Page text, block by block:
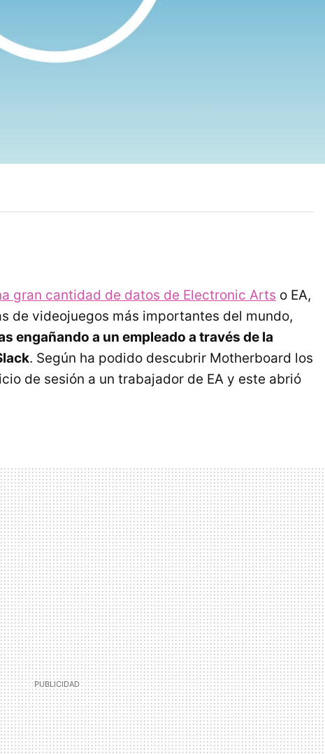
gran cantidad de datos de Electronic Arts o EA,
de videojuegos más importantes del mundo,
engañando a un empleado a través de la
. Según ha podido descubrir Motherboard los
de sesión a un trabajador de EA y este abrió